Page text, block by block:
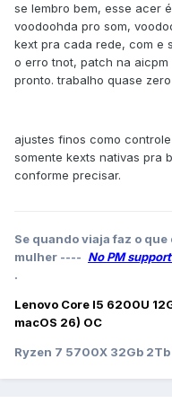
se lembro bem, esse acer
voodoohda pro som,
kext pra cada rede, com e
o erro tnot, patch na
pronto. trabalho quase
ajustes finos como
somente kexts nativas pra
conforme precisar.
Se quando viaja faz o
mulher ---- No PM
.
Lenovo Core I5 6200U
macOS 26) OC
Ryzen 7 5700X 32Gb